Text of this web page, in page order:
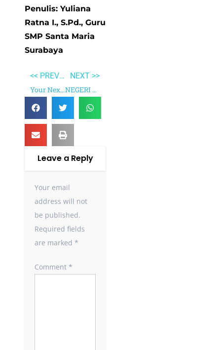
Penulis: Yuliana
Ratna I., S.Pd., Guru
SMP Santa Maria
Surabaya
<< PREVIOUS
Your Next Five Moves
NEXT >>
NEGERI 5 MENARA
Leave a Reply
Your email
address will not
be published.
Required fields
are marked *
Comment *